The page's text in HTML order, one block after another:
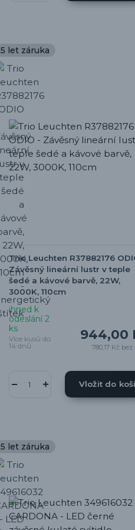
5 let záruka
Trio Leuchten R37882176
Závěsný lineární lustr v teple
šedé a kávové barvě, 22W,
3000K, 110cm
944,00
780,17 Kč bez
ihned k
odeslání 2
ks
Více kusů do
14 dnů
Vložit do
5 let záruka